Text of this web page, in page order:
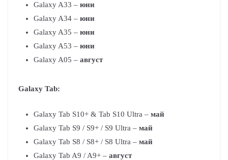
Galaxy A33 – юни
Galaxy A34 – юни
Galaxy A35 – юни
Galaxy A53 – юни
Galaxy A05 – август
Galaxy Tab:
Galaxy Tab S10+ & Tab S10 Ultra – май
Galaxy Tab S9 / S9+ / S9 Ultra – май
Galaxy Tab S8 / S8+ / S8 Ultra – май
Galaxy Tab A9 / A9+ – август